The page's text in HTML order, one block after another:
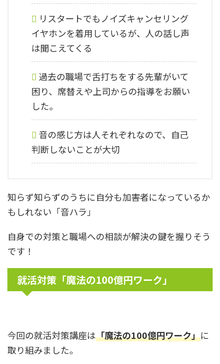
リスタートでもノイズキャンセリング
イヤホンを着用しているが、人の話し声
は聞こえてくる
過去の職場で舌打ちをする先輩がいて
困り、席替えや上司からの指導をお願い
した。
音の感じ方は人それぞれなので、自己
判断しないことが大切
知らず知らずのうちに自分も加害者になっているか
もしれない「音ハラ」
自身での対策と職場への相談が解決の鍵を握りそう
です！
就活対策「魔法の100億円ワーク」
今回の就活対策講座は「魔法の100億円ワーク」に
取り組みました。